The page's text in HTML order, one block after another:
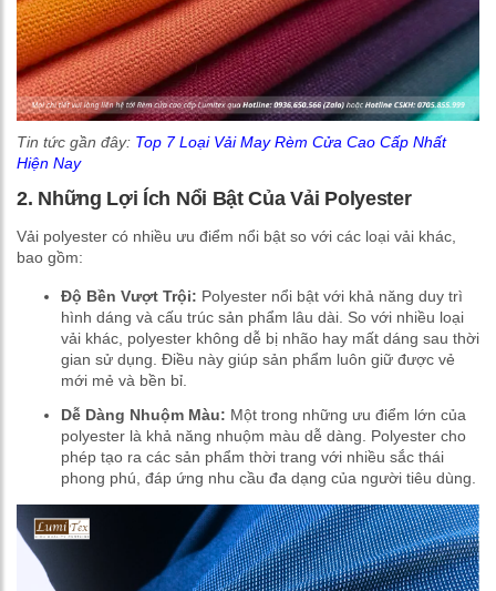
Tin tức gần đây: Top 7 Loại Vải May Rèm Cửa Cao Cấp Nhất
Hiện Nay
2. Những Lợi Ích Nổi Bật Của Vải Polyester
Vải polyester có nhiều ưu điểm nổi bật so với các loại vải khác,
bao gồm:
Độ Bền Vượt Trội: Polyester nổi bật với khả năng duy trì
hình dáng và cấu trúc sản phẩm lâu dài. So với nhiều loại
vải khác, polyester không dễ bị nhão hay mất dáng sau thời
gian sử dụng. Điều này giúp sản phẩm luôn giữ được vẻ
mới mẻ và bền bỉ.
Dễ Dàng Nhuộm Màu: Một trong những ưu điểm lớn của
polyester là khả năng nhuộm màu dễ dàng. Polyester cho
phép tạo ra các sản phẩm thời trang với nhiều sắc thái
phong phú, đáp ứng nhu cầu đa dạng của người tiêu dùng.